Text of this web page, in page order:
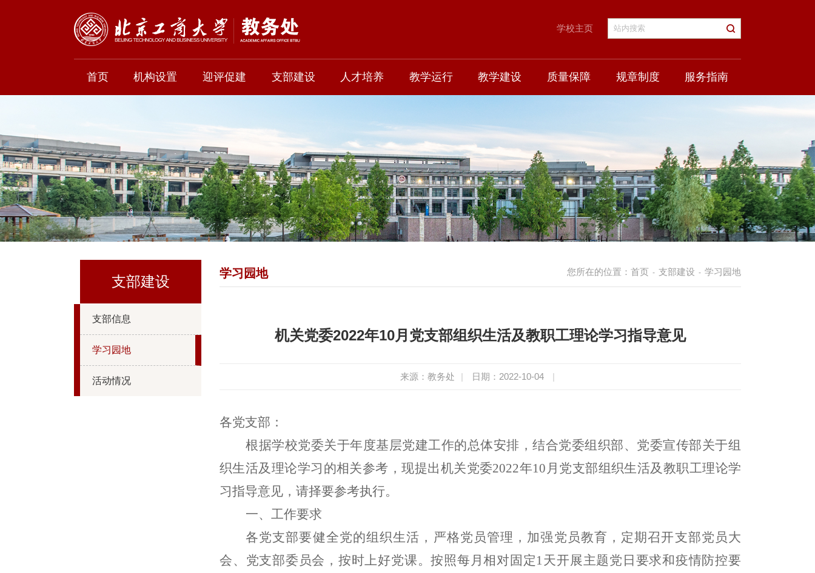
学校主页
首页 机构设置 迎评促建 支部建设 人才培养 教学运行 教学建设 质量保障 规章制度 服务指南
支部建设
支部信息
学习园地
活动情况
您所在的位置： 首页 - 支部建设 - 学习园地
学习园地
机关党委2022年10月党支部组织生活及教职工理论学习指导意见
来源：教务处 | 日期：2022-10-04 |
各党支部：
根据学校党委关于年度基层党建工作的总体安排，结合党委组织部、党委宣传部关于组
织生活及理论学习 的相关参考 ，现提出机关党委2022年10 月党支部组织生活及 教职工理论学
习指导意见，请择要参考执行。
一、工作要求
各党支部要健全党的组织生活，严格党员管理，加强党员教育，定期召开支部党员大
会、党支部委员会，按时上好党课。按照每月相对固定1天开展主题党日要求和疫情防控要